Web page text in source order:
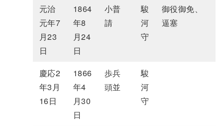
元治
元年7
月23
日
1864
年8
月24
日
小普
請
駿
河
守
御役御免、
逼塞
慶応2
年3月
16日
1866
年4
月30
日
歩兵
頭並
駿
河
守